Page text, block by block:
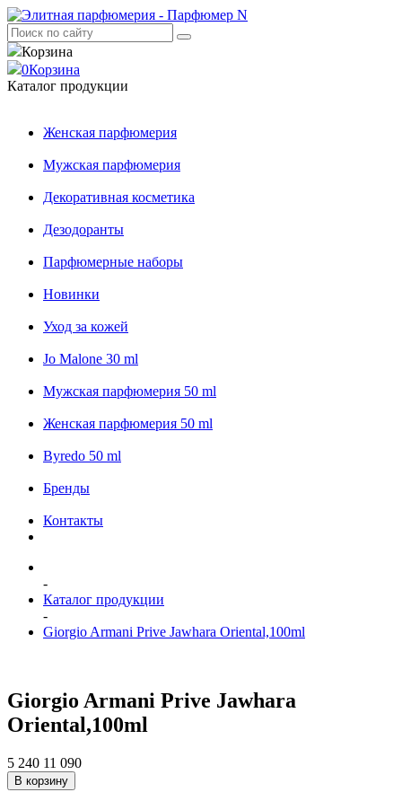
Корзина
0Корзина
Каталог продукции
Женская парфюмерия
Мужская парфюмерия
Декоративная косметика
Дезодоранты
Парфюмерные наборы
Новинки
Уход за кожей
Jo Malone 30 ml
Мужская парфюмерия 50 ml
Женская парфюмерия 50 ml
Byredo 50 ml
Бренды
Контакты
-
Каталог продукции
-
Giorgio Armani Prive Jawhara Oriental,100ml
Giorgio Armani Prive Jawhara
Oriental,100ml
5 240 11 090
В корзину